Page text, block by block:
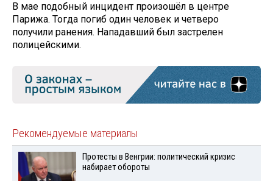
В мае подобный инцидент произошёл в центре
Парижа. Тогда погиб один человек и четверо
получили ранения. Нападавший был застрелен
полицейскими.
Рекомендуемые материалы
Протесты в Венгрии: политический кризис
набирает обороты